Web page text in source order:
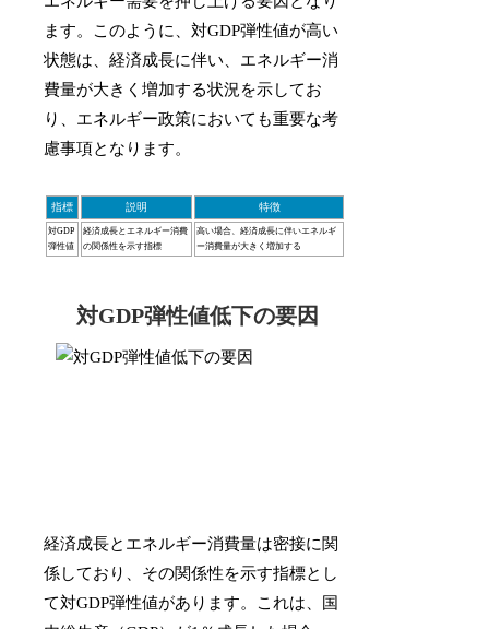
ます。このように、対GDP弾性値が高い
状態は、経済成長に伴い、エネルギー消
費量が大きく増加する状況を示してお
り、エネルギー政策においても重要な考
慮事項となります。
指標 説明 特徴
対GDP
弾性値
経済成長とエネルギー消費
の関係性を示す指標
高い場合、経済成長に伴いエネルギ
ー消費量が大きく増加する
対GDP弾性値低下の要因
経済成長とエネルギー消費量は密接に関
係しており、その関係性を示す指標とし
て対GDP弾性値があります。これは、国